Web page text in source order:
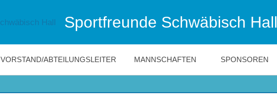
Sportfreunde Schwäbisch Hall
VORSTAND/ABTEILUNGSLEITER MANNSCHAFTEN SPONSOREN